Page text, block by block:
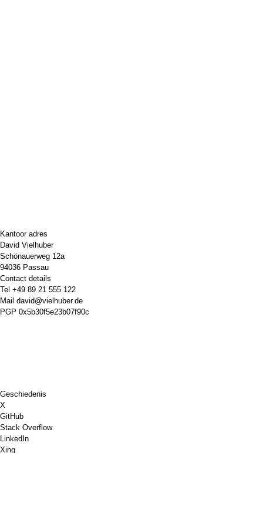
Kantoor adres
David Vielhuber
Schönauerweg 12a
94036 Passau
Contact details
Tel +49 89 21 555 122
Mail david@vielhuber.de
PGP 0x5b30f5e23b07f90c
Geschiedenis
X
GitHub
Stack Overflow
LinkedIn
Xing